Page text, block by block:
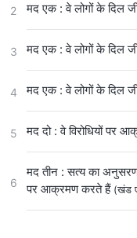
2 मद एक : वे लोगों के दिल
3 मद एक : वे लोगों के दिल
4 मद एक : वे लोगों के दिल
5 मद दो : वे विरोधियों पर
6
मद तीन : सत्य का
पर आक्रमण करते हैं (खंड